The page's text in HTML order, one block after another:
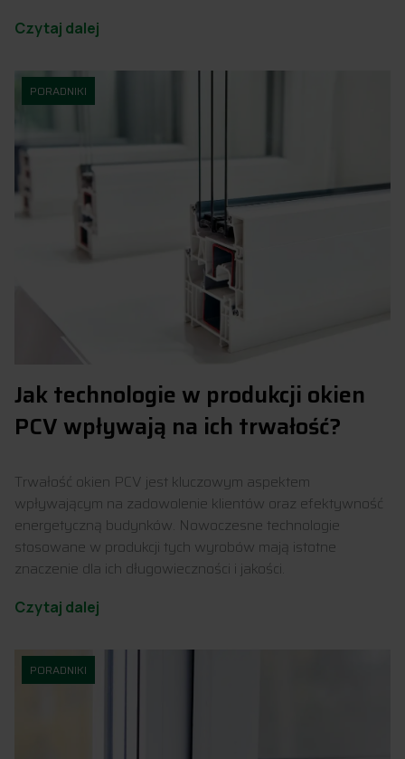
Czytaj dalej
PORADNIKI
Jak technologie w produkcji okien
PCV wpływają na ich trwałość?
Trwałość okien PCV jest kluczowym aspektem
wpływającym na zadowolenie klientów oraz efektywność
energetyczną budynków. Nowoczesne technologie
stosowane w produkcji tych wyrobów mają istotne
znaczenie dla ich długowieczności i jakości.
Czytaj dalej
PORADNIKI